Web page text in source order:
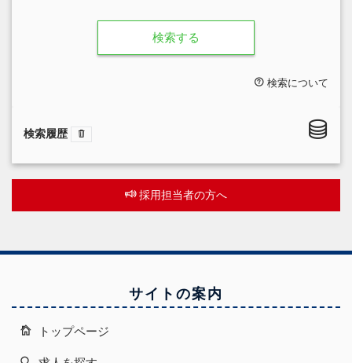
検索する
検索について
検索履歴
採用担当者の方へ
サイトの案内
トップページ